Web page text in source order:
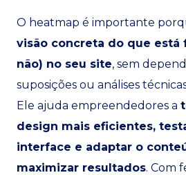
O heatmap é importante
visão concreta do que está
não) no seu site, sem
suposições ou análises
Ele ajuda empreendedores a
design mais eficientes,
interface e adaptar o
maximizar resultados. Com